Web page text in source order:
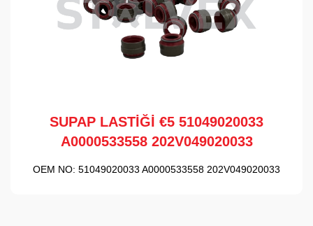
SUPAP LASTİĞİ €5 51049020033
A0000533558 202V049020033
OEM NO: 51049020033 A0000533558 202V049020033